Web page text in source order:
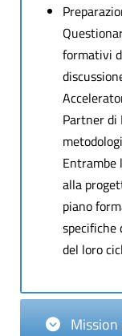
formativi
Partner di
Entrambe
alla
piano
del loro
Mission